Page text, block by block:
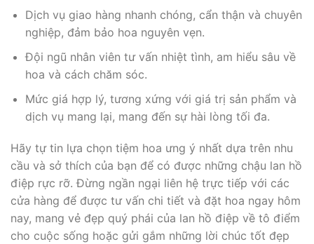
Dịch vụ giao hàng nhanh chóng, cẩn thận và chuyên
nghiệp, đảm bảo hoa nguyên vẹn.
Đội ngũ nhân viên tư vấn nhiệt tình, am hiểu sâu về
hoa và cách chăm sóc.
Mức giá hợp lý, tương xứng với giá trị sản phẩm và
dịch vụ mang lại, mang đến sự hài lòng tối đa.
Hãy tự tin lựa chọn tiệm hoa ưng ý nhất dựa trên nhu
cầu và sở thích của bạn để có được những chậu lan hồ
điệp rực rỡ. Đừng ngần ngại liên hệ trực tiếp với các
cửa hàng để được tư vấn chi tiết và đặt hoa ngay hôm
nay, mang vẻ đẹp quý phái của lan hồ điệp về tô điểm
cho cuộc sống hoặc gửi gắm những lời chúc tốt đẹp